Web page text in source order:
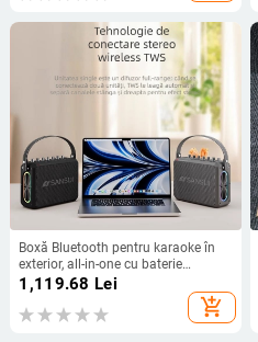
Boxă Bluetooth pentru karaoke în
exterior, all-in-one cu baterie
încorporată, 75W, răspuns în
frecvență 100Hz-20kHz, SNR
≥70dB, 4000–6000mAh
1,119.68 Lei
add_shopping_cart